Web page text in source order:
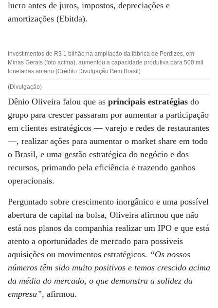
lucro antes de juros, impostos, depreciações e
amortizações (Ebitda).
Investimentos de R$ 1 bilhão na ampliação da fábrica de Perdizes, em
Minas Gerais (foto acima), aumentou a capacidade produtiva para 500 mil
toneladas ao ano (Crédito:Divulgação Bem Brasil)
(Divulgação)
Dênio Oliveira falou que as principais estratégias do
grupo para crescer passaram por aumentar a participação
em clientes estratégicos ­— varejo e redes de restaurantes
—, realizar ações para aumentar o market share em todo
o Brasil, e uma gestão estratégica do negócio e dos
recursos, primando pela eficiência e trazendo ganhos
operacionais.
Perguntado sobre crescimento inorgânico e uma possível
abertura de capital na bolsa, Oliveira afirmou que não
está nos planos da companhia realizar um IPO e que está
atento a oportunidades de mercado para possíveis
aquisições ou movimentos estratégicos. “Os nossos
números têm sido muito positivos e temos crescido acima
da média do mercado, o que demonstra a solidez da
empresa”, afirmou.